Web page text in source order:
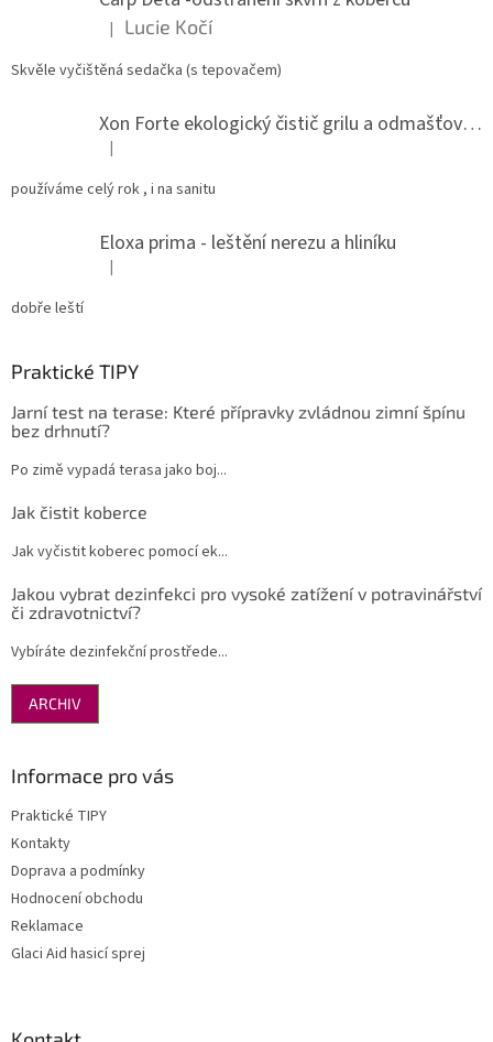
Hodnocení produktu je 5 z 5 hvězdiček.
| Lucie Kočí
Skvěle vyčištěná sedačka (s tepovačem)
Xon Forte ekologický čistič grilu a odmašťovač do kuchyně
Hodnocení produktu je 5 z 5 hvězdiček.
|
používáme celý rok , i na sanitu
Eloxa prima - leštění nerezu a hliníku
Hodnocení produktu je 5 z 5 hvězdiček.
|
dobře leští
Praktické TIPY
Jarní test na terase: Které přípravky zvládnou zimní špínu
bez drhnutí?
Po zimě vypadá terasa jako boj...
Jak čistit koberce
Jak vyčistit koberec pomocí ek...
Jakou vybrat dezinfekci pro vysoké zatížení v potravinářství
či zdravotnictví?
Vybíráte dezinfekční prostřede...
ARCHIV
Informace pro vás
Praktické TIPY
Kontakty
Doprava a podmínky
Hodnocení obchodu
Reklamace
Glaci Aid hasicí sprej